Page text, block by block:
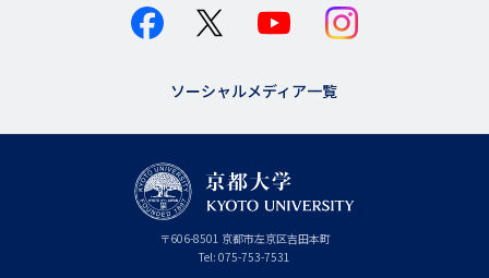
ソーシャルメディア一覧
〒606-8501 京
都
府
京都市左京区吉田本町
Tel: 075-753-7531